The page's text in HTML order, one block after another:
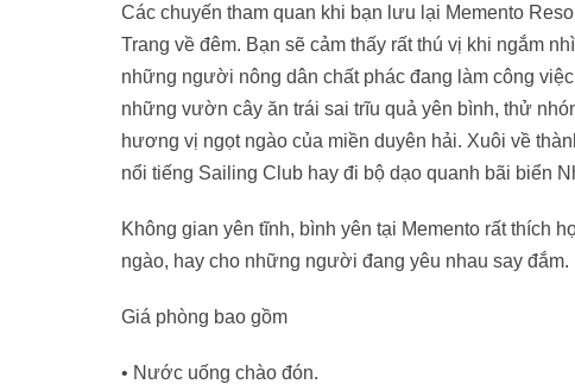
Các chuyến tham quan khi bạn lưu lại Memento
Trang về đêm. Bạn sẽ cảm thấy rất thú vị khi ngắm
những người nông dân chất phác đang làm công
những vườn cây ăn trái sai trĩu quả yên bình, thử
hương vị ngọt ngào của miền duyên hải. Xuôi về
nổi tiếng Sailing Club hay đi bộ dạo quanh bãi biển
Không gian yên tĩnh, bình yên tại Memento rất thích
ngào, hay cho những người đang yêu nhau say đắm.
Giá phòng bao gồm
• Nước uống chào đón.